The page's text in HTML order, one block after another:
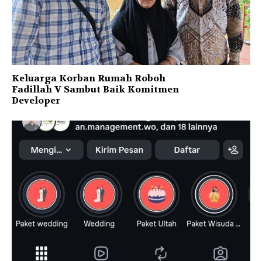
Keluarga Korban Rumah Roboh
Fadillah V Sambut Baik Komitmen
Developer